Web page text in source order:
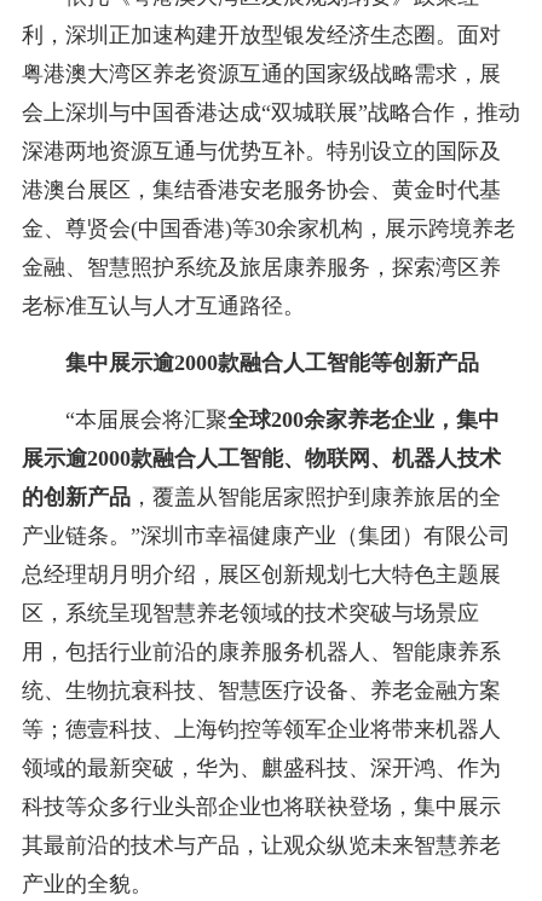
利，深圳正加速构建开放型银发经济生态圈。面对
粤港澳大湾区养老资源互通的国家级战略需求，展
会上深圳与中国香港达成“双城联展”战略合作，推动
深港两地资源互通与优势互补。特别设立的国际及
港澳台展区，集结香港安老服务协会、黄金时代基
金、尊贤会(中国香港)等30余家机构，展示跨境养老
金融、智慧照护系统及旅居康养服务，探索湾区养
老标准互认与人才互通路径。
集中展示逾2000款融合人工智能等创新产品
“本届展会将汇聚全球200余家养老企业，集中
展示逾2000款融合人工智能、物联网、机器人技术
的创新产品，覆盖从智能居家照护到康养旅居的全
产业链条。”深圳市幸福健康产业（集团）有限公司
总经理胡月明介绍，展区创新规划七大特色主题展
区，系统呈现智慧养老领域的技术突破与场景应
用，包括行业前沿的康养服务机器人、智能康养系
统、生物抗衰科技、智慧医疗设备、养老金融方案
等；德壹科技、上海钧控等领军企业将带来机器人
领域的最新突破，华为、麒盛科技、深开鸿、作为
科技等众多行业头部企业也将联袂登场，集中展示
其最前沿的技术与产品，让观众纵览未来智慧养老
产业的全貌。